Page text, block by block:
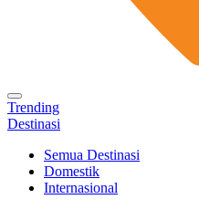
Trending
Destinasi
Semua Destinasi
Domestik
Internasional